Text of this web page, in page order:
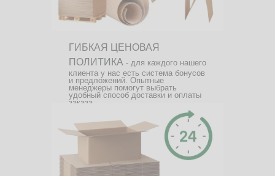
ГИБКАЯ ЦЕНОВАЯ
ПОЛИТИКА - для каждого нашего
клиента у нас есть система бонусов
и предложений. Опытные
менеджеры помогут выбрать
удобный способ доставки и оплаты
заказа.